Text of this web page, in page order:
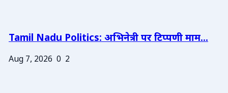
Tamil Nadu Politics: अभिनेत्री पर टिप्पणी माम...
Aug 7, 2026 0 2